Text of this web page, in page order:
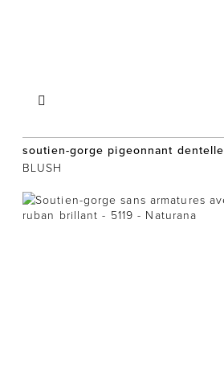
soutien-gorge pigeonnant dentelle
BLUSH